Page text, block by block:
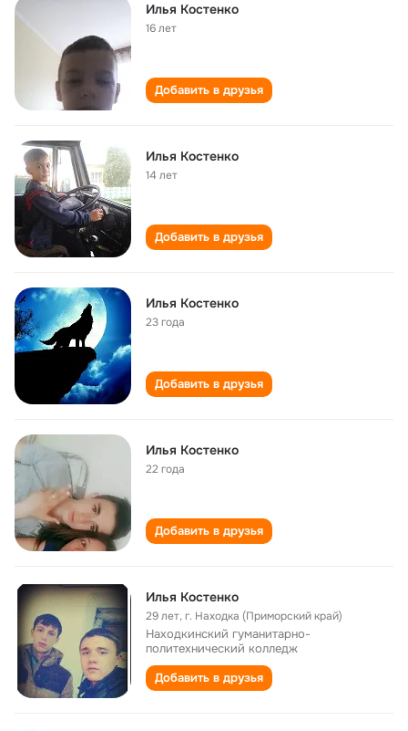
Илья Костенко
16 лет
Добавить в друзья
Илья Костенко
14 лет
Добавить в друзья
Илья Костенко
23 года
Добавить в друзья
Илья Костенко
22 года
Добавить в друзья
Илья Костенко
29 лет,г. Находка (Приморский край)
Находкинский гуманитарно-
политехнический колледж
Добавить в друзья